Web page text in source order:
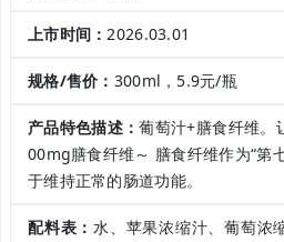
上市时间：2026.03.01
规格/售价： 300ml，5.9元/瓶
产品特色描述：葡萄汁+膳食纤维。
00mg膳食纤维～ 膳食纤维作为“第
于维持正常的肠道功能。
配料表：水、苹果浓缩汁、葡萄浓